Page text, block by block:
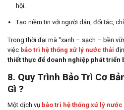
hội.
Tạo niềm tin với người dân, đối tác,
Trong thời đại mà “xanh – sạch – bền
việc bảo trì hệ thống xử lý nước thải
thiết thực để doanh nghiệp phát triển
8. Quy Trình Bảo Trì Cơ
Gì ?
Một dịch vụ bảo trì hệ thống xử lý nước